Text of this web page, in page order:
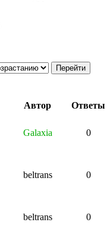
Автор Ответы
Galaxia 0
beltrans 0
beltrans 0